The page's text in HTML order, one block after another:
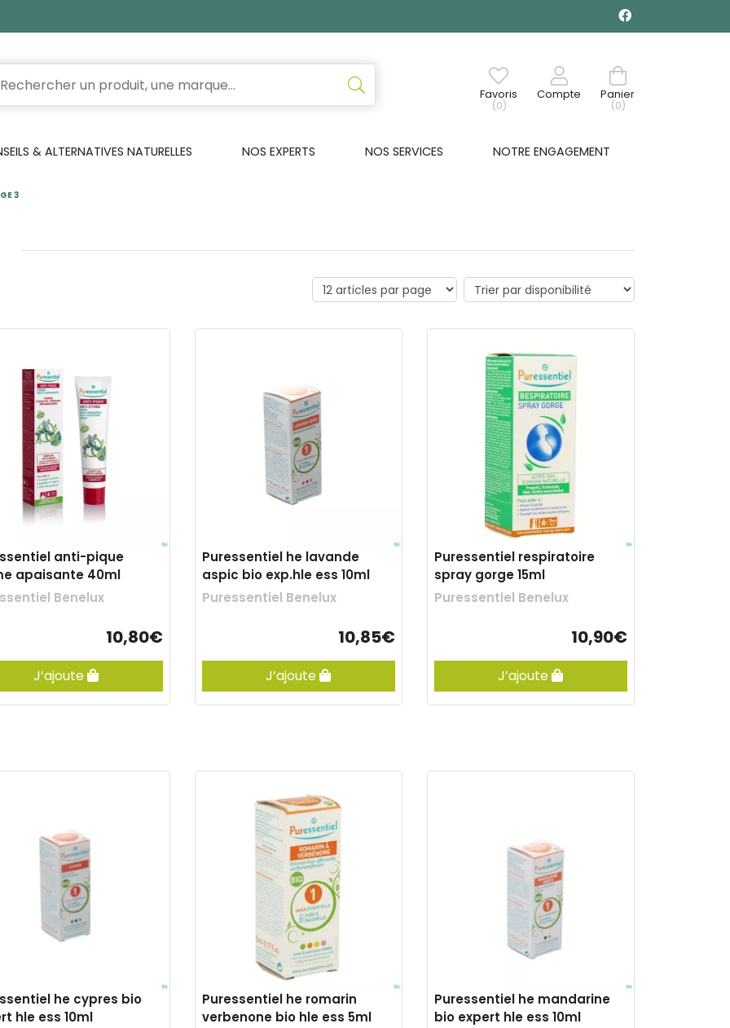
Favoris
(0)
Compte
Panier
(0)
& ALTERNATIVES NATURELLES NOS EXPERTS NOS SERVICES NOTRE ENGAGEMENT
3
anti-pique
apaisante 40ml
Benelux
10,80€
J’ajoute
Puressentiel he lavande
aspic bio exp.hle ess 10ml
Puressentiel Benelux
10,85€
J’ajoute
Puressentiel respiratoire
spray gorge 15ml
Puressentiel Benelux
10,90€
J’ajoute
he cypres bio
hle ess 10ml
Puressentiel he romarin
verbenone bio hle ess 5ml
Puressentiel he mandarine
bio expert hle ess 10ml